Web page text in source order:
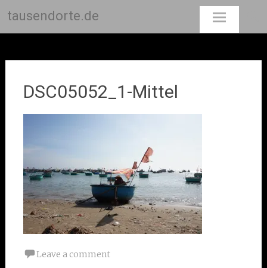
tausendorte.de
DSC05052_1-Mittel
Leave a comment